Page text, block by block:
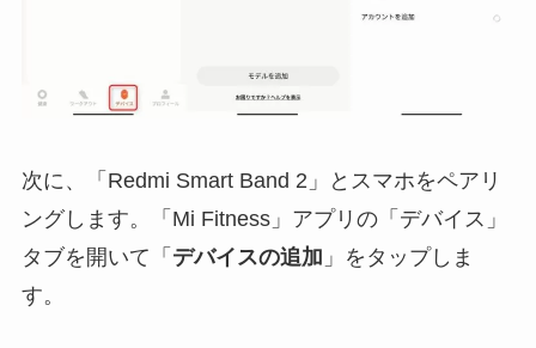
次に、「Redmi Smart Band 2」とスマホをペアリ
ングします。「Mi Fitness」アプリの「デバイス」
タブを開いて「 デバイスの追加 」をタップしま
す。